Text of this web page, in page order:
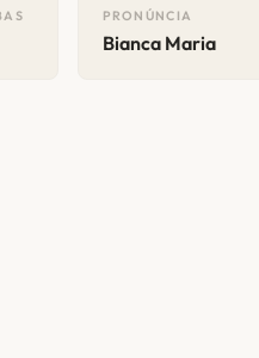
PRONÚNCIA
Bianca Maria